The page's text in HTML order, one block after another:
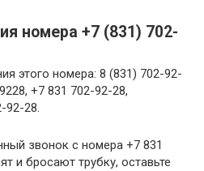
номера +7 (831) 702-
этого номера: 8 (831) 702-92-
+7 831 702-92-28,
92-28.
звонок с номера +7 831
и бросают трубку, оставьте